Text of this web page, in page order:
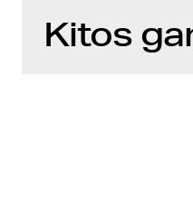
Kitos